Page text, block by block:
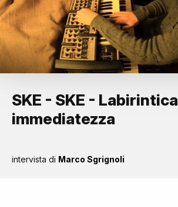
SKE - SKE - Labirintica
immediatezza
intervista di Marco Sgrignoli